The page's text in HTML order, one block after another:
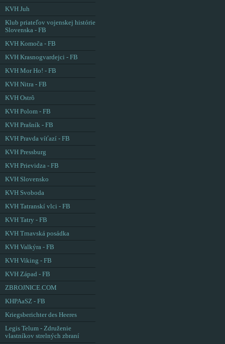
KVH Juh
Klub priateľov vojenskej histórie
Slovenska - FB
KVH Komoča - FB
KVH Krasnogvardejci - FB
KVH Mor Ho! - FB
KVH Nitra - FB
KVH Ostrô
KVH Polom - FB
KVH Prašník - FB
KVH Pravda víťazí - FB
KVH Pressburg
KVH Prievidza - FB
KVH Slovensko
KVH Svoboda
KVH Tatranskí vlci - FB
KVH Tatry - FB
KVH Trnavská posádka
KVH Valkýra - FB
KVH Viking - FB
KVH Západ - FB
ZBROJNICE.COM
KHPAaSZ - FB
Kriegsberichter des Heeres
Legis Telum - Združenie
vlastníkov strelných zbraní